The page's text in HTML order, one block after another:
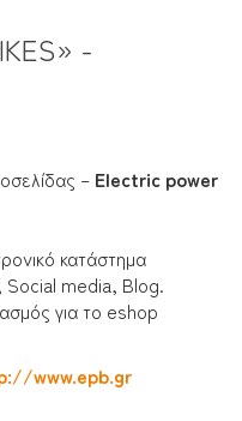
-
– Electric power
κατάστημα
media, Blog.
για το eshop
www.epb.gr